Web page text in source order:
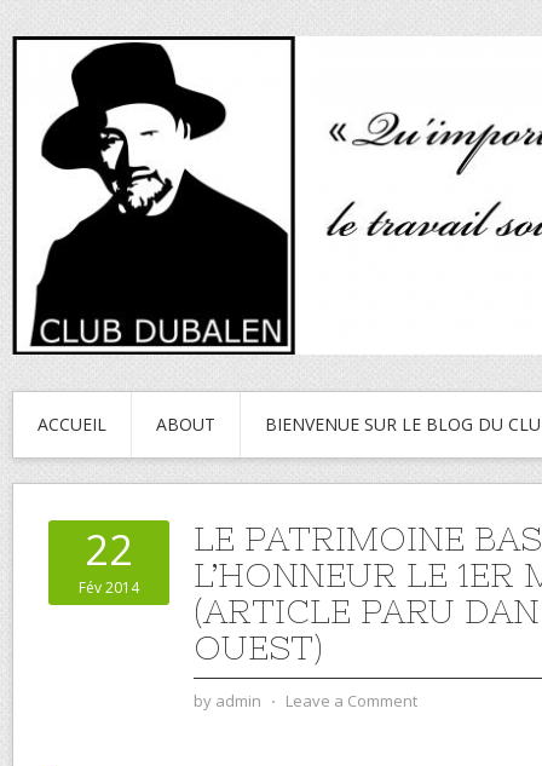
ACCUEIL ABOUT BIENVENUE SUR LE BLOG DU
22
Fév 2014
LE PATRIMOINE
L’HONNEUR LE 1ER
(ARTICLE PARU
OUEST)
by admin ⋅ Leave a Comment